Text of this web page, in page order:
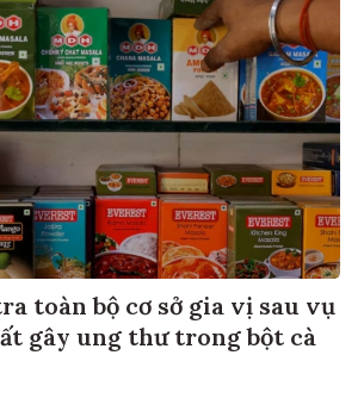
toàn bộ cơ sở gia vị sau vụ
gây ung thư trong bột cà